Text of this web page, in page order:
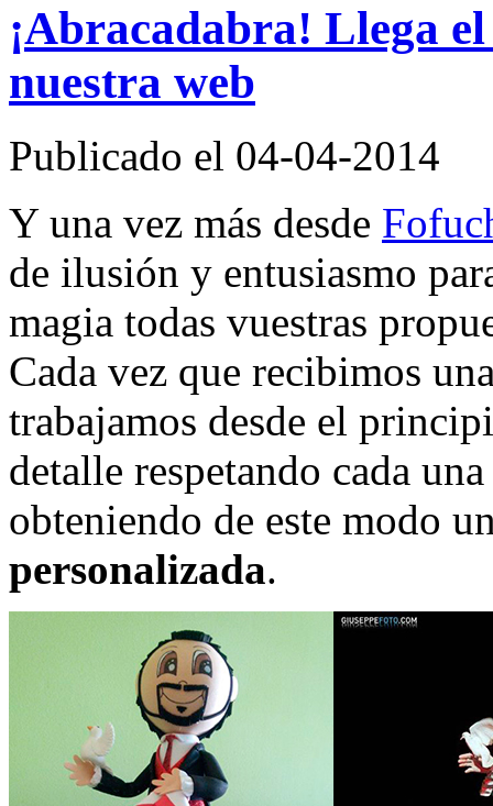
¡Abracadabra! Llega
nuestra web
Publicado el 04-04-2014
Y una vez más desde
de ilusión y entusiasmo
magia todas vuestras
Cada vez que recibimos
trabajamos desde el
detalle respetando cada
obteniendo de este modo
personalizada.